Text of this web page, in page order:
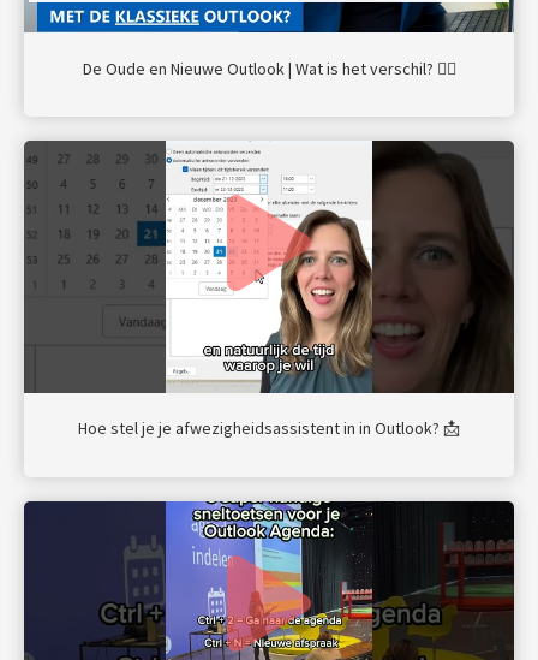
De Oude en Nieuwe Outlook | Wat is het verschil? 🤷‍♀️
Hoe stel je je afwezigheidsassistent in in Outlook? 📩